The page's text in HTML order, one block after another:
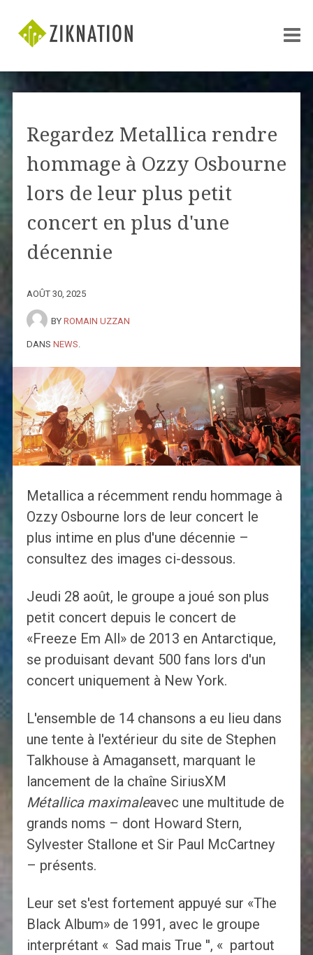
Regardez Metallica rendre
hommage à Ozzy Osbourne
lors de leur plus petit
concert en plus d'une
décennie
AOÛT 30, 2025
BY ROMAIN UZZAN
DANS NEWS
Metallica a récemment rendu hommage à
Ozzy Osbourne lors de leur concert le
plus intime en plus d'une décennie –
consultez des images ci-dessous.
Jeudi 28 août, le groupe a joué son plus
petit concert depuis le concert de
«Freeze Em All» de 2013 en Antarctique,
se produisant devant 500 fans lors d'un
concert uniquement à New York.
L'ensemble de 14 chansons a eu lieu dans
une tente à l'extérieur du site de Stephen
Talkhouse à Amagansett, marquant le
lancement de la chaîne SiriusXM
Métallica maximaleavec une multitude de
grands noms – dont Howard Stern,
Sylvester Stallone et Sir Paul McCartney
– présents.
Leur set s'est fortement appuyé sur «The
Black Album» de 1991, avec le groupe
interprétant « Sad mais True '', « partout